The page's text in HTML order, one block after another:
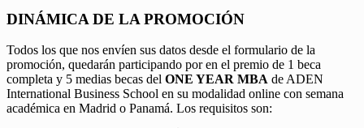
DINÁMICA DE LA PROMOCIÓN
Todos los que nos envíen sus datos desde el formulario de la
promoción, quedarán participando por en el premio de 1 beca
completa y 5 medias becas del ONE YEAR MBA de ADEN
International Business School en su modalidad online con semana
académica en Madrid o Panamá. Los requisitos son: